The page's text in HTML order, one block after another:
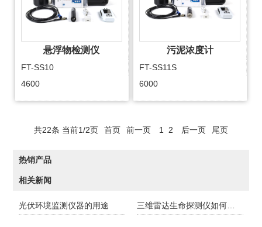
悬浮物检测仪
FT-SS10
4600
污泥浓度计
FT-SS11S
6000
共22条 当前1/2页 首页 前一页 1 2 后一页 尾页
热销产品
相关新闻
光伏环境监测仪器的用途